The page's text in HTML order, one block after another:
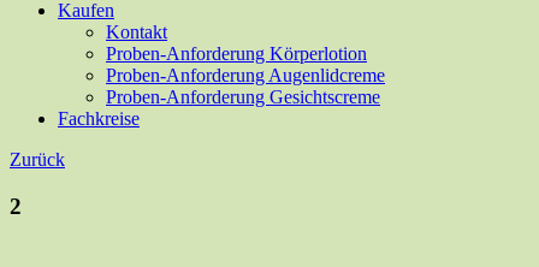
Kaufen
Kontakt
Proben-Anforderung Körperlotion
Proben-Anforderung Augenlidcreme
Proben-Anforderung Gesichtscreme
Fachkreise
Zurück
2